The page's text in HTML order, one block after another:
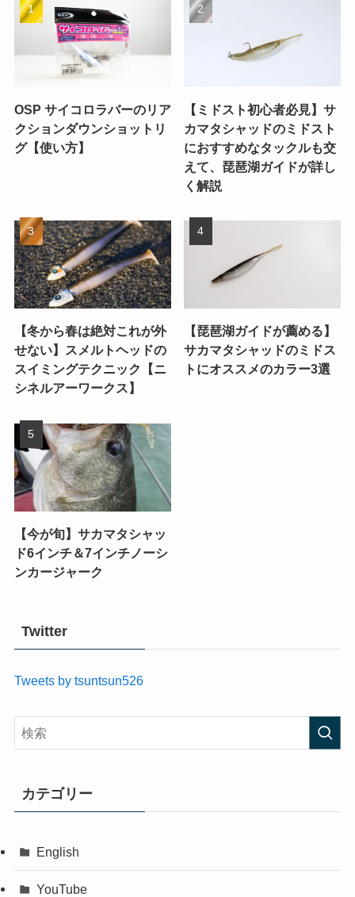
OSP サイコロラバーのリア
クションダウンショットリ
グ【使い方】
【ミドスト初心者必見】サ
カマタシャッドのミドスト
におすすめなタックルも交
えて、琵琶湖ガイドが詳し
く解説
【冬から春は絶対これが外
せない】スメルトヘッドの
スイミングテクニック【ニ
シネルアーワークス】
【琵琶湖ガイドが薦める】
サカマタシャッドのミドス
トにオススメのカラー3選
【今が旬】サカマタシャッ
ド6インチ＆7インチノーシ
ンカージャーク
Twitter
Tweets by tsuntsun526
カテゴリー
English
YouTube